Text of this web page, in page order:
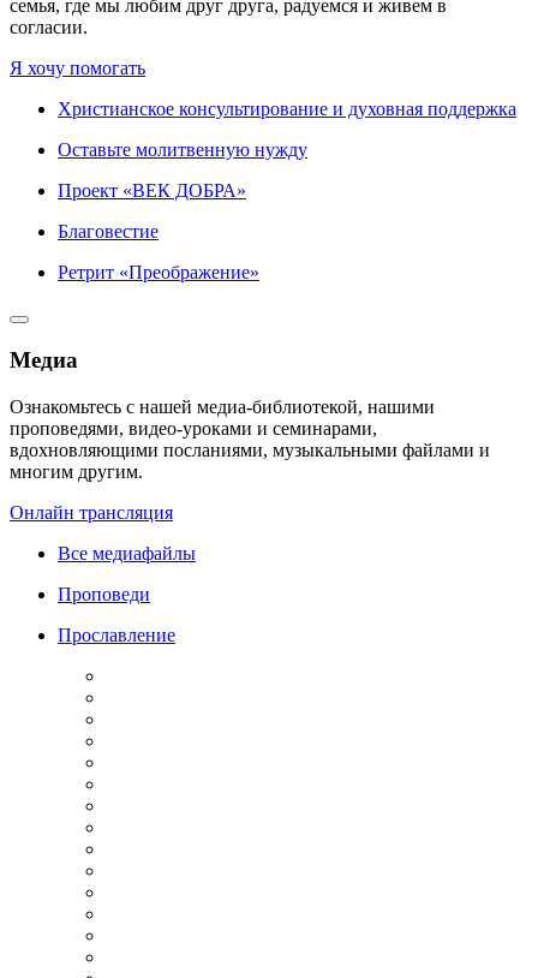
семья, где мы любим друг друга, радуемся и живем в
согласии.
Я хочу помогать
Христианское консультирование и духовная поддержка
Оставьте молитвенную нужду
Проект «ВЕК ДОБРА»
Благовестие
Ретрит «Преображение»
Медиа
Ознакомьтесь с нашей медиа-библиотекой, нашими
проповедями, видео-уроками и семинарами,
вдохновляющими посланиями, музыкальными файлами и
многим другим.
Онлайн трансляция
Все медиафайлы
Проповеди
Прославление